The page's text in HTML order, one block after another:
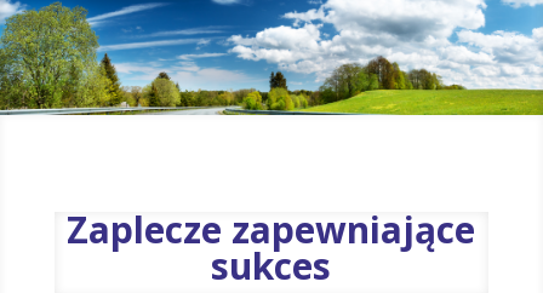
Zaplecze zapewniające
sukces